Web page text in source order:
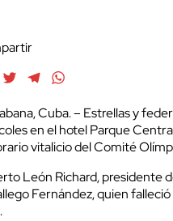
FacebookTwitterTelegram
Cuba. – Estrellas y
en el hotel Parque
vitalicio del Comité
León Richard, presidente
Fernández, quien